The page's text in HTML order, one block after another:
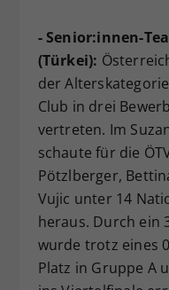
- Senior:innen-
(Türkei):
der
Club in drei
vertreten. Im
schaute für die
Pötzlberger,
Vujic unter 14
heraus. Durch ein
wurde trotz eines
Platz in Gruppe A